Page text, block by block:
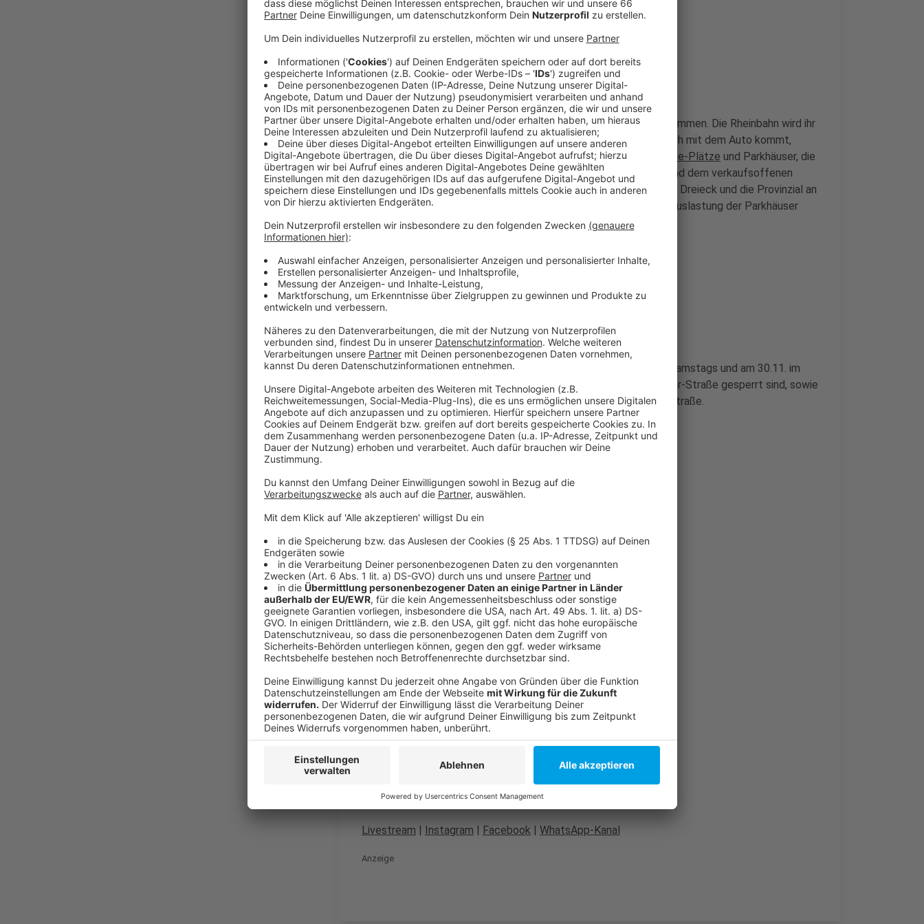
ÖPNV-Anreise und P&R-Plätze
Anzeige
Zur Anreise empfiehlt uns die Stadt, mit Bussen und Bahnen zu kommen. Die Rheinbahn wird ihr
Angebot vor allem an den Wochenenden stark erweitern. Wer doch mit dem Auto kommt,
sollte nicht bis in die Innenstadt fahren. Es gibt mehrere
Park&Ride-Plätze und Parkhäuser, die
an das Rheinbahn-Netz angeschlossen sind. An den Samstagen und dem verkaufsoffenen
Sonntag, 30. November zum Beispiel auch Vodafone am Heerdter Dreieck und die Provinzial an
der A46. Im Netz können wir uns jederzeit live über die jeweilige Auslastung der Parkhäuser
informieren.
Neues Verkehrskonzept soll Chaos verhindern
Neu ist, dass nach dem Verkehrschaos des vergangenen Jahres samstags und am 30.11. im
Umfeld der Kö unter anderem die Blumen- und die Theodor-Körner-Straße gesperrt sind, sowie
auf der Geschäftsseite der Kö das nördliche Ende ab der Königsstraße.
Anzeige
Weitere Infos und Links zum Thema:
Anzeige
Rheinbahn erweitert ihr Angebot
LIVE: Aktuelle Belegung der Parkhäuser
Parkplatz-Registrierung bei der Provinzial
Parken in der Arena
Parken am Flughafen
Neues Verkehrskonzept der Stadt zu den Weihnachtsmärkten
Anzeige
Folge uns für mehr News & Updates:
Livestream | Instagram | Facebook | WhatsApp-Kanal
Anzeige